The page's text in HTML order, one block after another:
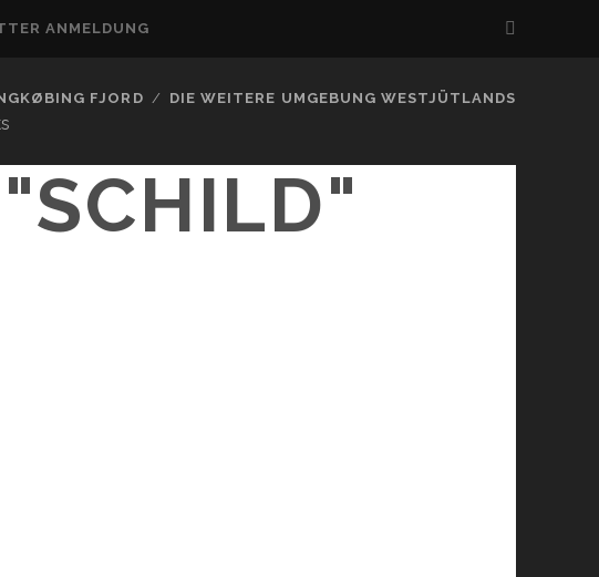
ANMELDUNG
FJORD DIE WEITERE UMGEBUNG WESTJÜTLANDS